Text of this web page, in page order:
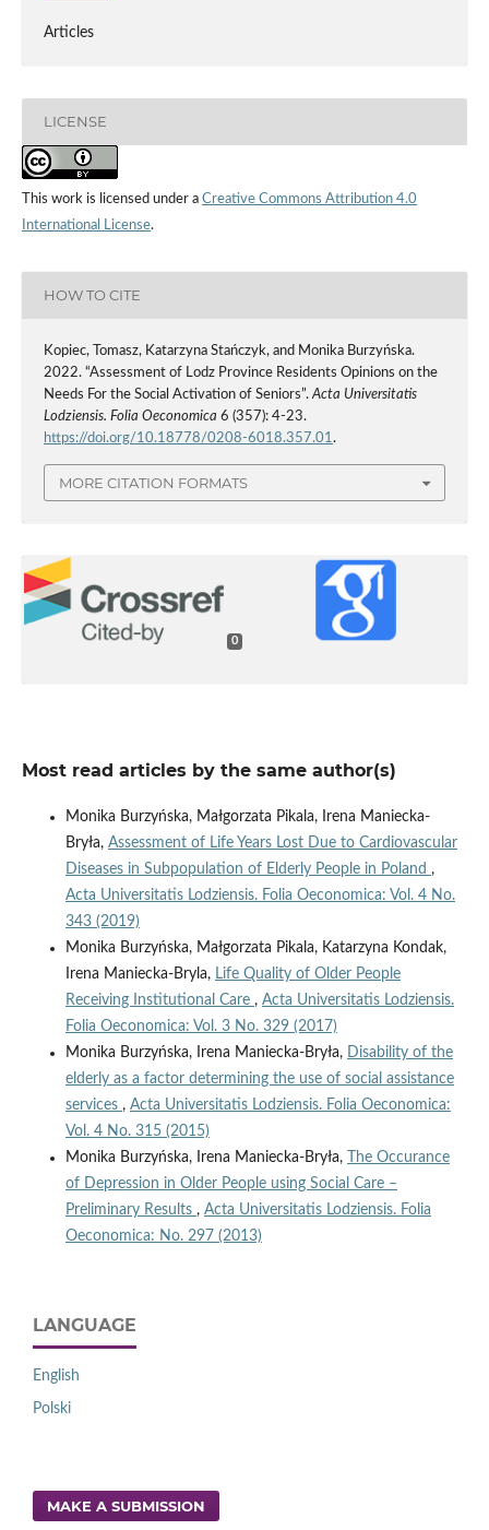
Articles
LICENSE
This work is licensed under a Creative Commons Attribution 4.0
International License.
HOW TO CITE
Kopiec, Tomasz, Katarzyna Stańczyk, and Monika Burzyńska.
2022. “Assessment of Lodz Province Residents Opinions on the
Needs For the Social Activation of Seniors”.Acta Universitatis
Lodziensis. Folia Oeconomica 6 (357): 4-23.
https://doi.org/10.18778/0208-6018.357.01.
MORE CITATION FORMATS
0
Most read articles by the same author(s)
Monika Burzyńska, Małgorzata Pikala, Irena Maniecka-
Bryła, Assessment of Life Years Lost Due to Cardiovascular
Diseases in Subpopulation of Elderly People in Poland ,
Acta Universitatis Lodziensis. Folia Oeconomica: Vol. 4 No.
343 (2019)
Monika Burzyńska, Małgorzata Pikala, Katarzyna Kondak,
Irena Maniecka-Bryla, Life Quality of Older People
Receiving Institutional Care , Acta Universitatis Lodziensis.
Folia Oeconomica: Vol. 3 No. 329 (2017)
Monika Burzyńska, Irena Maniecka-Bryła, Disability of the
elderly as a factor determining the use of social assistance
services , Acta Universitatis Lodziensis. Folia Oeconomica:
Vol. 4 No. 315 (2015)
Monika Burzyńska, Irena Maniecka-Bryła,
The Occurance
of Depression in Older People using Social Care –
Preliminary Results , Acta Universitatis Lodziensis. Folia
Oeconomica: No. 297 (2013)
LANGUAGE
English
Polski
MAKE A SUBMISSION